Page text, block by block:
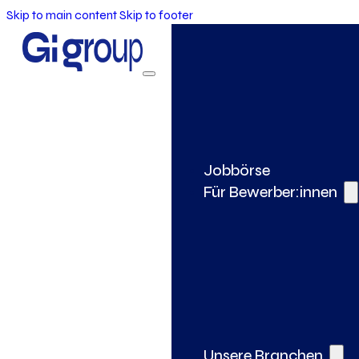
Skip to main contentSkip to footer
Jobbörse
Für Bewerber:innen